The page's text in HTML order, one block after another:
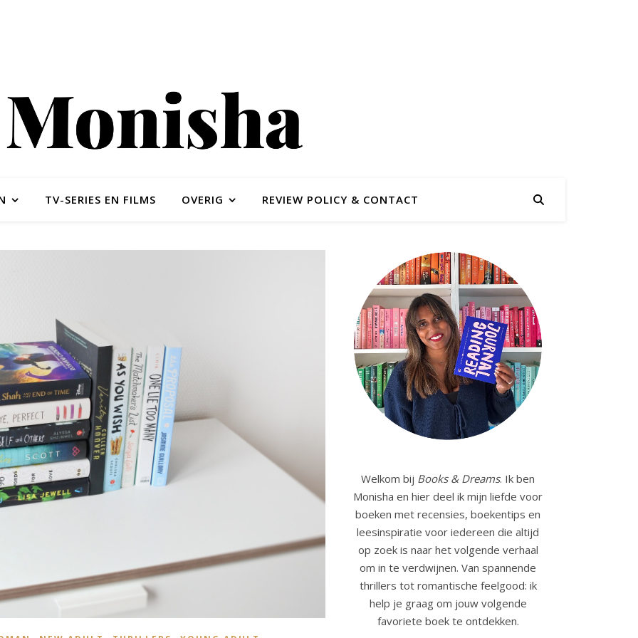
TV-SERIES EN FILMS OVERIG REVIEW POLICY & CONTACT
Welkom bij Books & Dreams. Ik ben
Monisha en hier deel ik mijn liefde voor
boeken met recensies, boekentips en
leesinspiratie voor iedereen die altijd
op zoek is naar het volgende verhaal
om in te verdwijnen. Van spannende
thrillers tot romantische feelgood: ik
help je graag om jouw volgende
favoriete boek te ontdekken.